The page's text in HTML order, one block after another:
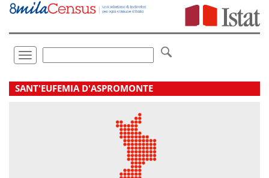
Vai
direttamente
Toggle
navigation
.
SANT'EUFEMIA D'ASPROMONTE